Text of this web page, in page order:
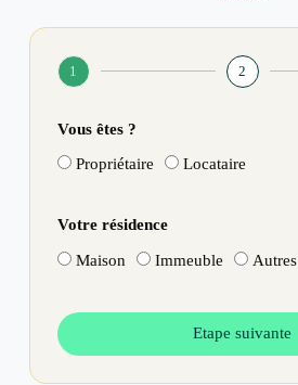
1 2
Vous êtes ?
Propriétaire Locataire
Votre résidence
Maison Immeuble Autres
Etape suivante